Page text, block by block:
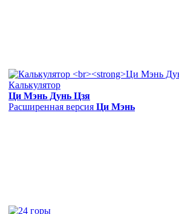
Калькулятор
Ци Мэнь Дунь Цзя
Расширенная версия Ци Мэнь